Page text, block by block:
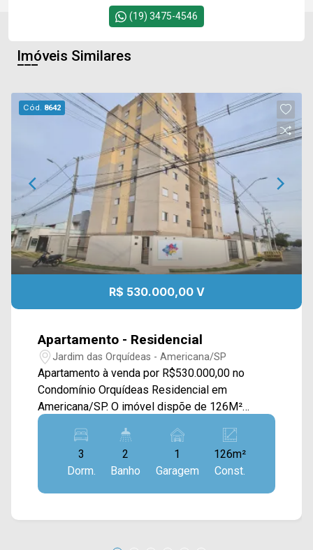
(19) 3475-4546
Imóveis Similares
Cód. 8642
R$ 530.000,00 V
Apartamento - Residencial
Jardim das Orquídeas - Americana/SP
Apartamento à venda por R$530.000,00 no
Condomínio Orquídeas Residencial em
Americana/SP. O imóvel dispõe de 126M²
distribuídos em sala de estar e de jantar
integradas, cozinha planejada, rooftop e área de
serviço. > 03 dormitórios, sendo 01 suíte; > 02
banheiros, sendo 01 social; > 01 vaga de
garagem. *Aceita permuta. O condomínio é
restaurantes, bancos, postos de saúde e entre
3
Dorm.
2
Banho
1
Garagem
126m²
Const.